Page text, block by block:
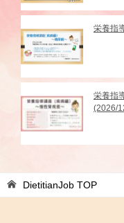
栄養指
栄養指
(2026/
DietitianJob TOP